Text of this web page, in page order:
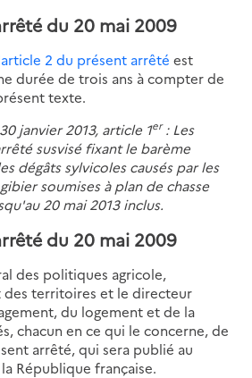
du 20 mai 2009
2 du présent arrêté est
durée de trois ans à compter de
texte.
janvier 2013, article 1er: Les
susvisé fixant le barème
dégâts sylvicoles causés par les
soumises à plan de chasse
20 mai 2013 inclus.
du 20 mai 2009
des politiques agricole,
des territoires et le directeur
du logement et de la
chacun en ce qui le concerne, de
arrêté, qui sera publié au
République française.